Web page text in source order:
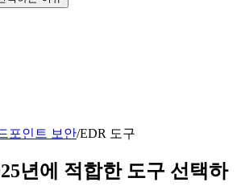
포인트 보안/EDR 도구
년에 적합한 도구 선택하